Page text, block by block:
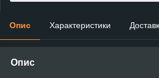
Опис Характеристики
Опис